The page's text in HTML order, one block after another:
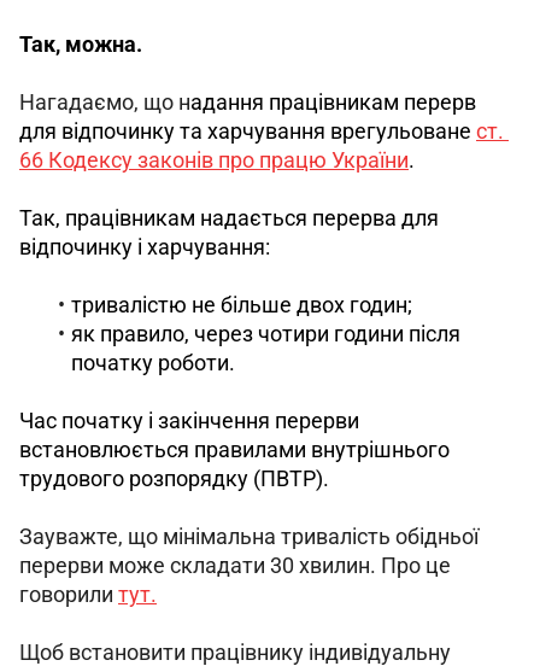
Так, можна.
Нагадаємо, що надання працівникам перерв
для відпочинку та харчування врегульоване ст.
66 Кодексу законів про працю України.
Так, працівникам надається перерва для
відпочинку і харчування:
тривалістю не більше двох годин;
як правило, через чотири години після
початку роботи.
Час початку і закінчення перерви
встановлюється правилами внутрішнього
трудового розпорядку (ПВТР).
Зауважте, що мінімальна тривалість обідньої
перерви може складати 30 хвилин. Про це
говорили тут.
Щоб встановити працівнику індивідуальну